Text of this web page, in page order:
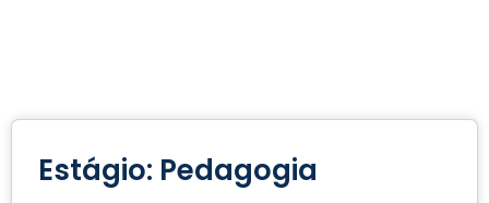
Estágio: Pedagogia